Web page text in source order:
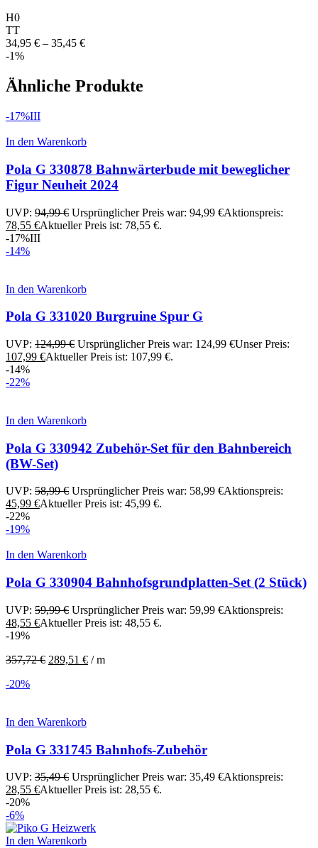
H0
TT
34,95 € – 35,45 €
-1%
Ähnliche Produkte
-17%III
In den Warenkorb
Pola G 330878 Bahnwärterbude mit beweglicher
Figur Neuheit 2024
UVP: 94,99€ Ursprünglicher Preis war: 94,99 €Aktionspreis:
78,55 €Aktueller Preis ist: 78,55 €.
-17%III
-14%
In den Warenkorb
Pola G 331020 Burgruine Spur G
UVP: 124,99€ Ursprünglicher Preis war: 124,99 €Unser Preis:
107,99 €Aktueller Preis ist: 107,99 €.
-14%
-22%
In den Warenkorb
Pola G 330942 Zubehör-Set für den Bahnbereich
(BW-Set)
UVP: 58,99€ Ursprünglicher Preis war: 58,99 €Aktionspreis:
45,99 €Aktueller Preis ist: 45,99 €.
-22%
-19%
In den Warenkorb
Pola G 330904 Bahnhofsgrundplatten-Set (2 Stück)
UVP: 59,99€ Ursprünglicher Preis war: 59,99 €Aktionspreis:
48,55 €Aktueller Preis ist: 48,55 €.
-19%
357,72€ 289,51 € /m
-20%
In den Warenkorb
Pola G 331745 Bahnhofs-Zubehör
UVP: 35,49€ Ursprünglicher Preis war: 35,49 €Aktionspreis:
28,55 €Aktueller Preis ist: 28,55 €.
-20%
-6%
In den Warenkorb